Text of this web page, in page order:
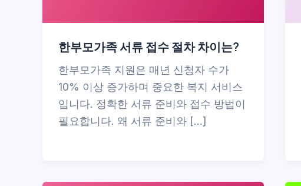
한부모가족 서류 접수 절차 차이는?
한부모가족 지원은 매년 신청자 수가
10% 이상 증가하며 중요한 복지 서비스
입니다. 정확한 서류 준비와 접수 방법이
필요합니다. 왜 서류 준비와 […]